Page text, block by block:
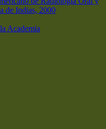
de Indias, 2000
Academia